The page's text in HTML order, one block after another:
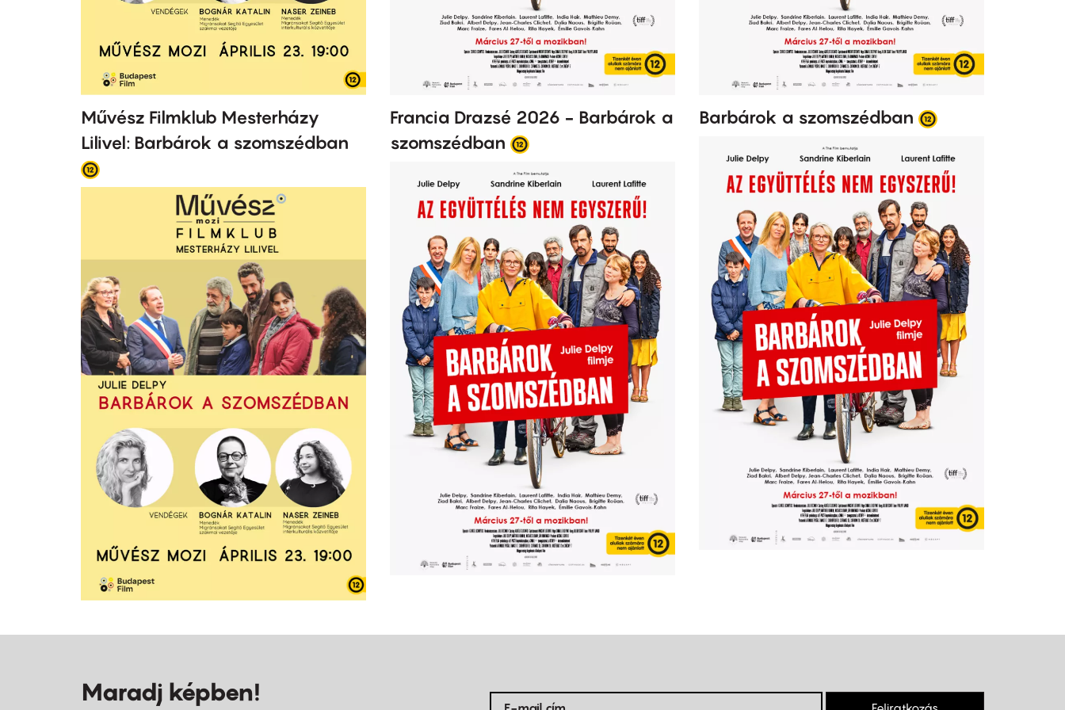
Művész Filmklub Mesterházy
Lilivel: Barbárok a szomszédban
Francia Drazsé 2026 - Barbárok a
szomszédban
Barbárok a szomszédban
Maradj képben!